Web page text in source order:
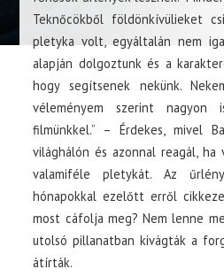
Teknőcökből földönkívülieket
pletyka volt, egyáltalán nem
alapján dolgoztunk és a
hogy segítsenek nekünk.
véleményem szerint
filmünkkel.” – Érdekes, mivel
világhálón és azonnal reagál,
valamiféle pletykát. Az
hónapokkal ezelőtt erről
most cáfolja meg? Nem lenne
utolsó pillanatban kivágták a
átírták.